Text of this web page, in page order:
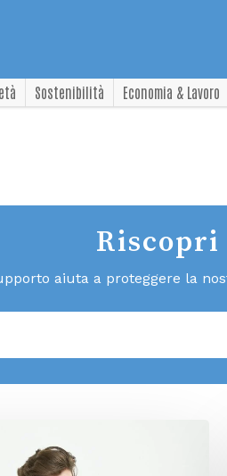
Sostenibilità Economia & Lavoro
aiuta a proteggere la